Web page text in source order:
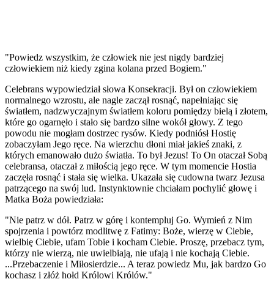
"Powiedz wszystkim, że człowiek nie jest nigdy bardziej
człowiekiem niż kiedy zgina kolana przed Bogiem."
Celebrans wypowiedział słowa Konsekracji. Był on człowiekiem
normalnego wzrostu, ale nagle zaczął rosnąć, napełniając się
światłem, nadzwyczajnym światłem koloru pomiędzy bielą i złotem,
które go ogarnęło i stało się bardzo silne wokół głowy. Z tego
powodu nie mogłam dostrzec rysów. Kiedy podniósł Hostię
zobaczyłam Jego ręce. Na wierzchu dłoni miał jakieś znaki, z
których emanowało dużo światła. To był Jezus! To On otaczał Sobą
celebransa, otaczał z miłością jego ręce. W tym momencie Hostia
zaczęła rosnąć i stała się wielka. Ukazała się cudowna twarz Jezusa
patrzącego na swój lud. Instynktownie chciałam pochylić głowę i
Matka Boża powiedziała:
"Nie patrz w dół. Patrz w górę i kontempluj Go. Wymień z Nim
spojrzenia i powtórz modlitwę z Fatimy: Boże, wierzę w Ciebie,
wielbię Ciebie, ufam Tobie i kocham Ciebie. Proszę, przebacz tym,
którzy nie wierzą, nie uwielbiają, nie ufają i nie kochają Ciebie.
...Przebaczenie i Miłosierdzie... A teraz powiedz Mu, jak bardzo Go
kochasz i złóż hołd Królowi Królów."